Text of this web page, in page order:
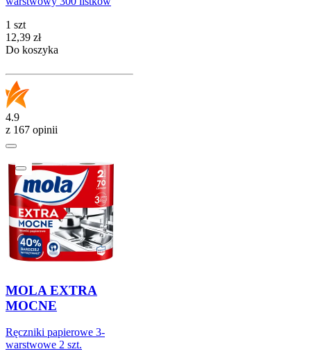
1 szt
Cena
12,39 zł
Do koszyka
4.9
z 167 opinii
MOLA EXTRA
MOCNE
Ręczniki papierowe 3-
warstwowe 2 szt.